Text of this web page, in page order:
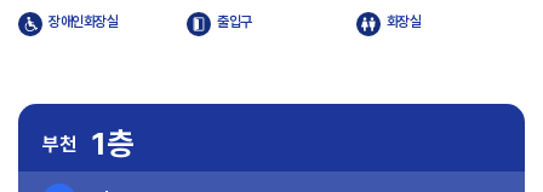
장애인화장실 출입구 화장실
부천 1층